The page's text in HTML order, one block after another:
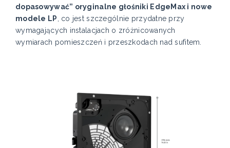
dopasowywać” oryginalne głośniki EdgeMax i nowe
modele LP , co jest szczególnie przydatne przy
wymagających instalacjach o zróżnicowanych
wymiarach pomieszczeń i przeszkodach nad sufitem.